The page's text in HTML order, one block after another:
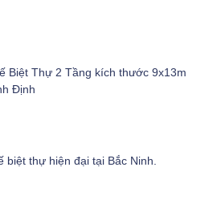
Biệt Thự 2 Tầng kích thước 9x13m
Định
biệt thự hiện đại tại Bắc Ninh.